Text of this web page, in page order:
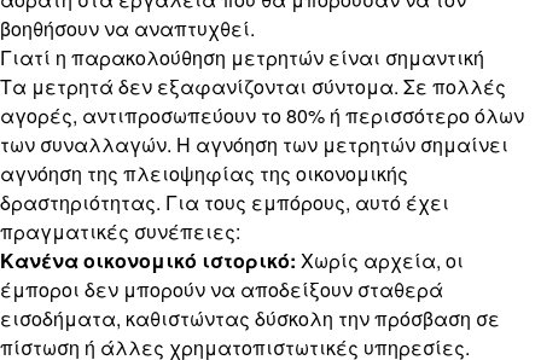
βοηθήσουν να αναπτυχθεί.
Γιατί η παρακολούθηση μετρητών είναι σημαντική
Τα μετρητά δεν εξαφανίζονται σύντομα. Σε πολλές
αγορές, αντιπροσωπεύουν το 80% ή περισσότερο όλων
των συναλλαγών. Η αγνόηση των μετρητών σημαίνει
αγνόηση της πλειοψηφίας της οικονομικής
δραστηριότητας. Για τους εμπόρους, αυτό έχει
πραγματικές συνέπειες:
Κανένα οικονομικό ιστορικό: Χωρίς αρχεία, οι
έμποροι δεν μπορούν να αποδείξουν σταθερά
εισοδήματα, καθιστώντας δύσκολη την πρόσβαση σε
πίστωση ή άλλες χρηματοπιστωτικές υπηρεσίες.